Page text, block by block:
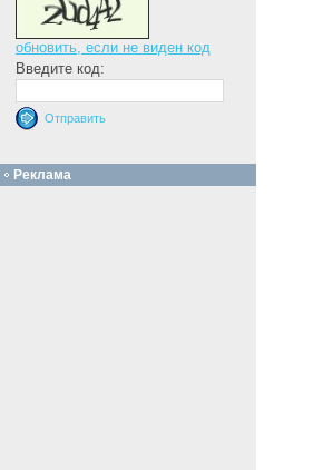
обновить, если не виден код
Введите код:
Реклама